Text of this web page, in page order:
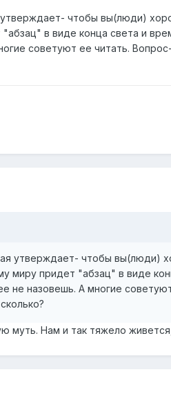
утверждает- чтобы вы(люди)
в виде конца света и
советуют ее читать.
утверждает- чтобы вы(люди)
миру придет "абзац" в виде
не назовешь. А многие
муть. Нам и так тяжело